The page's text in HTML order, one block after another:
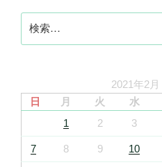
索:
2021年2月
日
月 火 水
1
2 3
7 8 9 10